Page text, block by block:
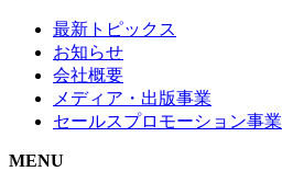
最新トピックス
お知らせ
会社概要
メディア・出版事業
セールスプロモーション事業
MENU